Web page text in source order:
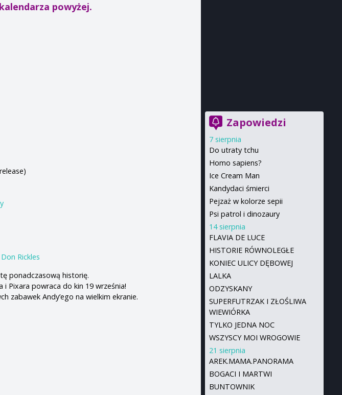
powyżej.
Don Rickles
ponadczasową historię.
i Pixara powraca do kin 19 września!
zabawek Andy’ego na wielkim ekranie.
Zapowiedzi
7 sierpnia
Do utraty tchu
Homo sapiens?
Ice Cream Man
Kandydaci śmierci
Pejzaż w kolorze sepii
Psi patrol i dinozaury
14 sierpnia
FLAVIA DE LUCE
HISTORIE RÓWNOLEGŁE
KONIEC ULICY DĘBOWEJ
LALKA
ODZYSKANY
SUPERFUTRZAK I ZŁOŚLIWA
WIEWIÓRKA
TYLKO JEDNA NOC
WSZYSCY MOI WROGOWIE
21 sierpnia
AREK.MAMA.PANORAMA
BOGACI I MARTWI
BUNTOWNIK